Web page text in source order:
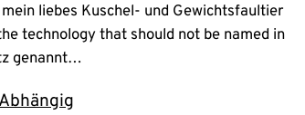
mein liebes Kuschel- und Gewichtsfaultier
technology that should not be named in
genannt…
Abhängig